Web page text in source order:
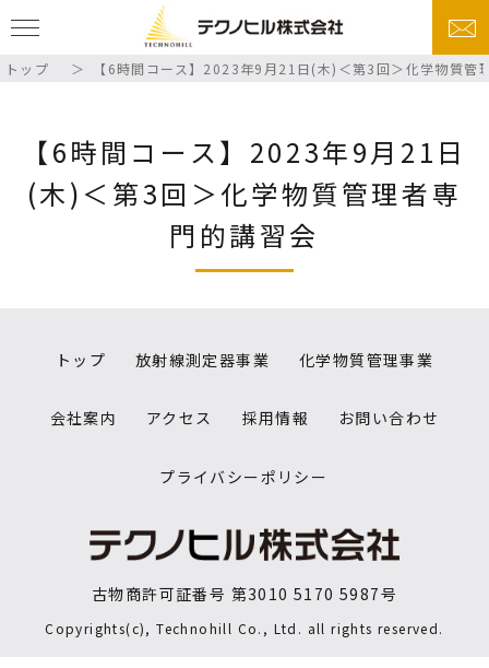
トップ 【6時間コース】2023年9月21日(木)＜第3回＞化学物質管
【6時間コース】2023年9月21日
(木)＜第3回＞化学物質管理者専
門的講習会
トップ 放射線測定器事業 化学物質管理事業
会社案内 アクセス 採用情報 お問い合わせ
プライバシーポリシー
古物商許可証番号 第3010 5170 5987号
Copyrights(c), Technohill Co., Ltd. all rights reserved.